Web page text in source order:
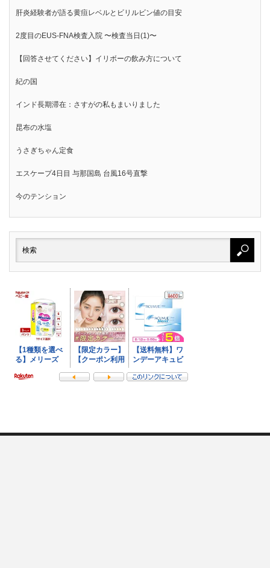
肝炎経験者が語る黄疸レベルとビリルビン値の目安
2度目のEUS-FNA検査入院 〜検査当日(1)〜
【回答させてください】イリボーの飲み方について
紀の国
インド長期滞在：さすがの私もまいりました
昆布の水塩
うさぎちゃん定食
エスケープ4日目 与那国島 台風16号直撃
今のテンション